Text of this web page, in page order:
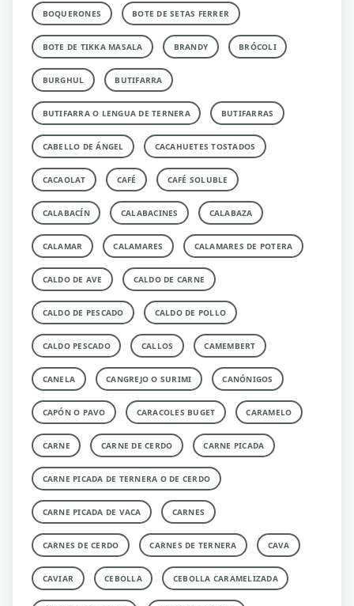
BOQUERONES BOTE DE SETAS FERRER
BOTE DE TIKKA MASALA BRANDY BRÓCOLI
BURGHUL BUTIFARRA
BUTIFARRA O LENGUA DE TERNERA BUTIFARRAS
CABELLO DE ÁNGEL CACAHUETES TOSTADOS
CACAOLAT CAFÉ CAFÉ SOLUBLE
CALABACÍN CALABACINES CALABAZA
CALAMAR CALAMARES CALAMARES DE POTERA
CALDO DE AVE CALDO DE CARNE
CALDO DE PESCADO CALDO DE POLLO
CALDO PESCADO CALLOS CAMEMBERT
CANELA CANGREJO O SURIMI CANÓNIGOS
CAPÓN O PAVO CARACOLES BUGET CARAMELO
CARNE CARNE DE CERDO CARNE PICADA
CARNE PICADA DE TERNERA O DE CERDO
CARNE PICADA DE VACA CARNES
CARNES DE CERDO CARNES DE TERNERA CAVA
CAVIAR CEBOLLA CEBOLLA CARAMELIZADA